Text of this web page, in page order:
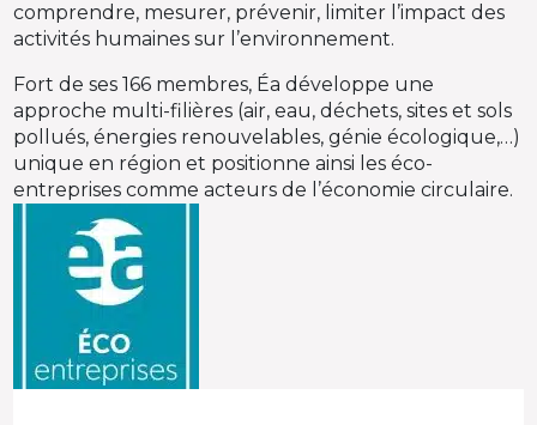
comprendre, mesurer, prévenir, limiter l’impact des
activités humaines sur l’environnement.
Fort de ses 166 membres, Éa développe une
approche multi-filières (air, eau, déchets, sites et sols
pollués, énergies renouvelables, génie écologique,…)
unique en région et positionne ainsi les éco-
entreprises comme acteurs de l’économie circulaire.